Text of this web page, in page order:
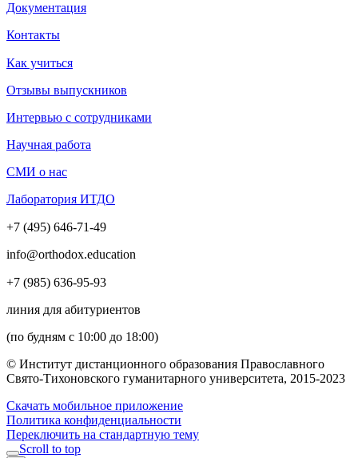
Документация
Контакты
Как учиться
Отзывы выпускников
Интервью с сотрудниками
Научная работа
СМИ о нас
Лаборатория ИТДО
+7 (495) 646-71-49
info@orthodox.education
+7 (985) 636-95-93
линия для абитуриентов
(по будням с 10:00 до 18:00)
© Институт дистанционного образования Православного
Свято-Тихоновского гуманитарного университета, 2015-2023
Скачать мобильное приложение
Политика конфиденциальности
Переключить на стандартную тему
Scroll to top